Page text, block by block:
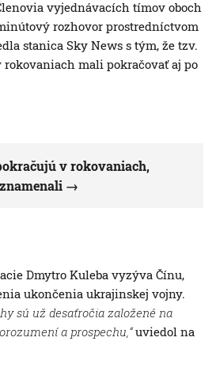
vyjednávacích tímov oboch
rozhovor prostredníctvom
stanica Sky News s tým, že tzv.
mali pokračovať aj po
v rokovaniach,
Dmytro Kuleba vyzýva Čínu,
ukončenia ukrajinskej vojny.
sú už desaťročia založené na
a prospechu,“uviedol na